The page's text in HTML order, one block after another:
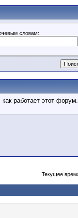
словам:
работает этот
Текущее